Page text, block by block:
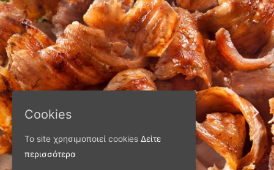
ΠΑΝΩ ΑΠΟ 40 ΧΡΟΝΙΑ
Παράγουμε προϊόντα
Cookies
Το site χρησιμοποιεί cookies Δείτε
περισσότερα